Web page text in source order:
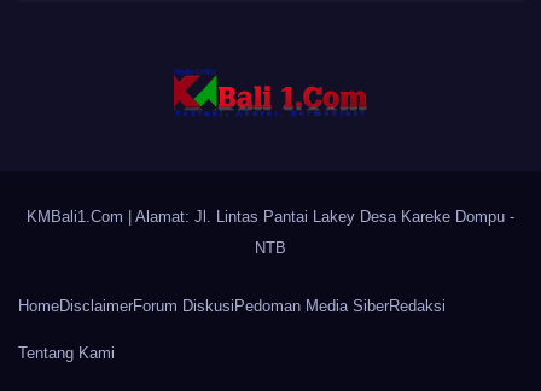
KMBali1.Com
| Alamat: Jl. Lintas Pantai Lakey Desa Kareke Dompu -
NTB
HomeDisclaimerForum Diskusi Pedoman Media SiberRedaksi
Tentang Kami